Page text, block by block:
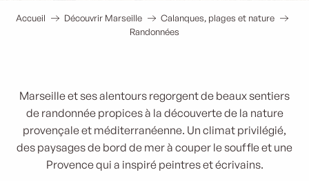
Accueil Découvrir Marseille
Calanques, plages et nature
Randonnées
Marseille et ses alentours regorgent de beaux sentiers
de randonnée propices à la découverte de la nature
provençale et méditerranéenne. Un climat privilégié,
des paysages de bord de mer à couper le souffle et une
Provence qui a inspiré peintres et écrivains.